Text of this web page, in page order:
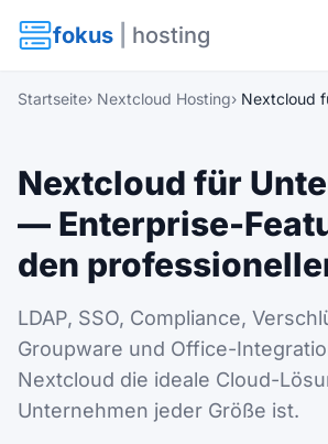
fokus hosting
Startseite› Nextcloud Hosting› Nextcloud
Nextcloud für
— Enterprise-
den
LDAP, SSO, Compliance,
Groupware und Office-
Nextcloud die ideale Cloud-
Unternehmen jeder Größe ist.